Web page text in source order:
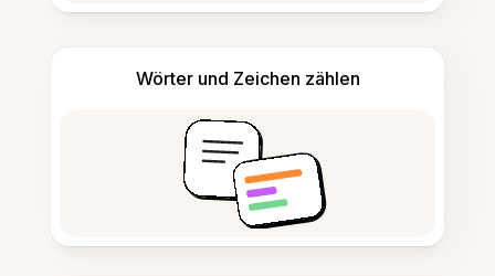
Wörter und Zeichen zählen